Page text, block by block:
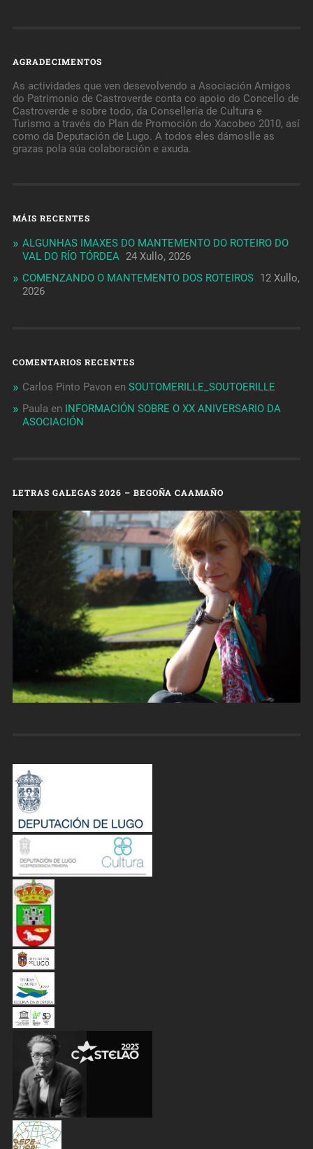
AGRADECIMENTOS
As actividades que ven desevolvendo a Asociación Amigos
do Patrimonio de Castroverde conta co apoio do Concello de
Castroverde e sobre todo, da Consellería de Cultura e
Turismo a través do Plan de Promoción do Xacobeo 2010, así
como da Deputación de Lugo. A todos eles dámoslle as
grazas pola súa colaboración e axuda.
MÁIS RECENTES
ALGUNHAS IMAXES DO MANTEMENTO DO ROTEIRO DO
VAL DO RÍO TÓRDEA 24 Xullo, 2026
COMENZANDO O MANTEMENTO DOS ROTEIROS 12 Xullo,
2026
COMENTARIOS RECENTES
Carlos Pinto Pavon en SOUTOMERILLE_SOUTOERILLE
Paula en
INFORMACIÓN SOBRE O XX ANIVERSARIO DA
ASOCIACIÓN
LETRAS GALEGAS 2026 – BEGOÑA CAAMAÑO